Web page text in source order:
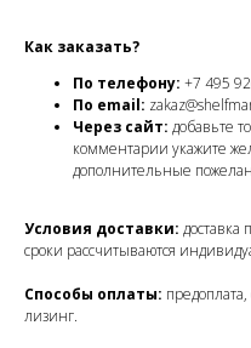
Как заказать?
По телефону: +7 495
По email:
Через сайт: добавьте
комментарии укажите
дополнительные
Условия доставки: доставка
сроки рассчитываются
Способы оплаты:
лизинг.